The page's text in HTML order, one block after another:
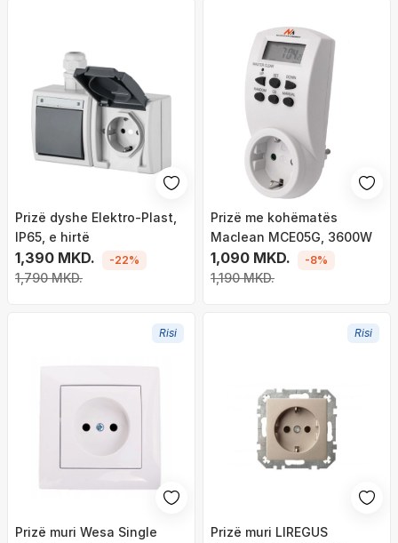
Prizë dyshe Elektro-Plast,
IP65, e hirtë
1,390 MKD.
1,790 MKD.
-22%
Prizë me kohëmatës
Maclean MCE05G, 3600W
1,090 MKD.
1,190 MKD.
-8%
Risi
Prizë muri Wesa Single
Risi
Prizë muri LIREGUS